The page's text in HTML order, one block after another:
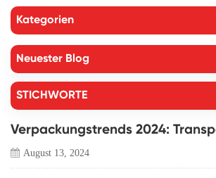
Kategorien
Neuester Blog
STICHWORTE
August 13, 2024